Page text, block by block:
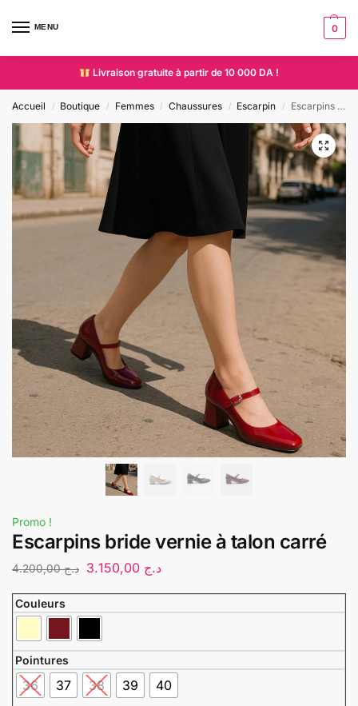
MENU 0
Livraison gratuite à partir de 10 000 DA !
Accueil / Boutique / Femmes / Chaussures / Escarpin / Escarpins bride vernie à talon carré
Promo !
Escarpins bride vernie à talon carré
د.ج4.200,00 د.ج
Couleurs
Pointures
36 37 38 39 40